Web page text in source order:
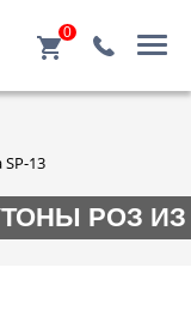
0
13
РОЗ ИЗ